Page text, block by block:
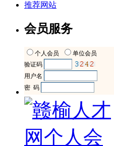
推荐网站
会员服务